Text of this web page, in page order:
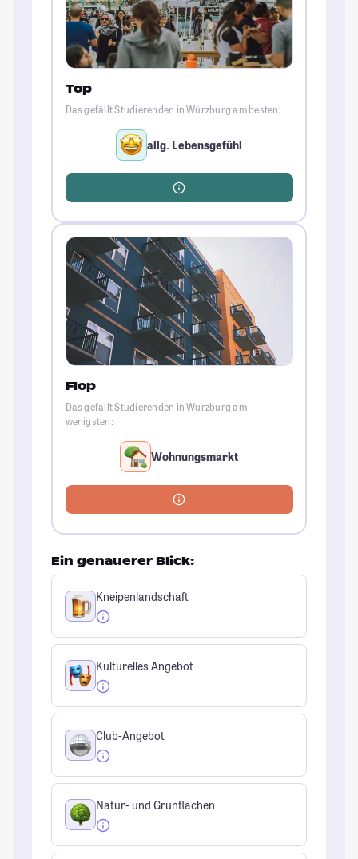
Top
Das gefällt Studierenden in Würzburg am besten:
allg. Lebensgefühl
Flop
Das gefällt Studierenden in Würzburg am
wenigsten:
Wohnungsmarkt
Ein genauerer Blick:
Kneipenlandschaft
Kulturelles Angebot
Club-Angebot
Natur- und Grünflächen